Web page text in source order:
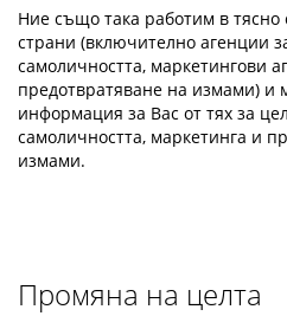
Ние също така работим в тясно
страни (включително агенции
самоличността, маркетингови
предотвратяване на измами) и
информация за Вас от тях за
самоличността, маркетинга и
измами.
Промяна на целта